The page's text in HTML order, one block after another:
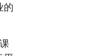
的